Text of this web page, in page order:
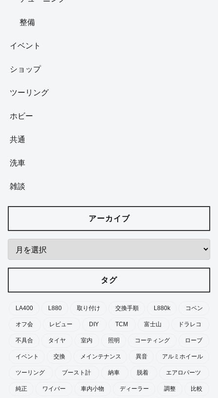
整備
イベント
ショップ
ツーリング
ホビー
共通
洗車
雑談
アーカイブ
タグ
LA400 L880 取り付け 交換手順 L880k コペン
オフ会 レビュー DIY TCM 富士山 ドラレコ
不具合 タイヤ 室内 照明 コーティング ローブ
イベント 交換 メインテナンス 異音 アルミホイール
ツーリング ブースト計 納車 脱着 エアロパーツ
純正 ワイパー 車内小物 ディーラー 調整 比較